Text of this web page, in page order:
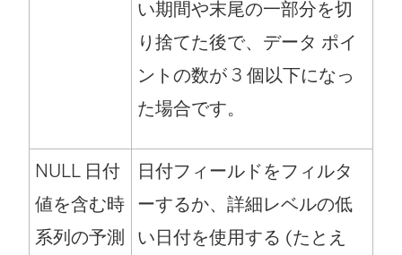
い期間や末尾の一部分を切
り捨てた後で、データ ポイ
ントの数が 3 個以下になっ
た場合です。
NULL 日付
値を含む時
系列の予測
日付フィールドをフィルタ
ーするか、詳細レベルの低
い日付を使用する (たとえ